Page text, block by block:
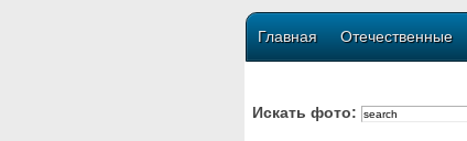
Главная Отечественные
Искать фото: